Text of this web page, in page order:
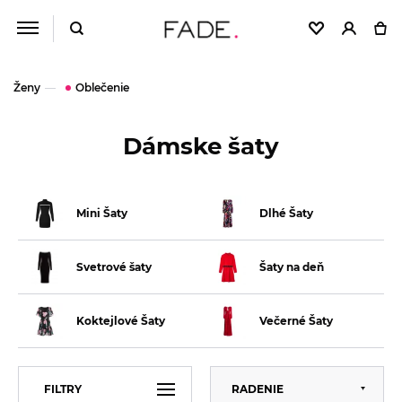
Ženy Oblečenie
Dámske šaty
Mini Šaty Dlhé Šaty
Svetrové šaty Šaty na deň
Koktejlové Šaty Večerné Šaty
FILTRY RADENIE
Predvolené